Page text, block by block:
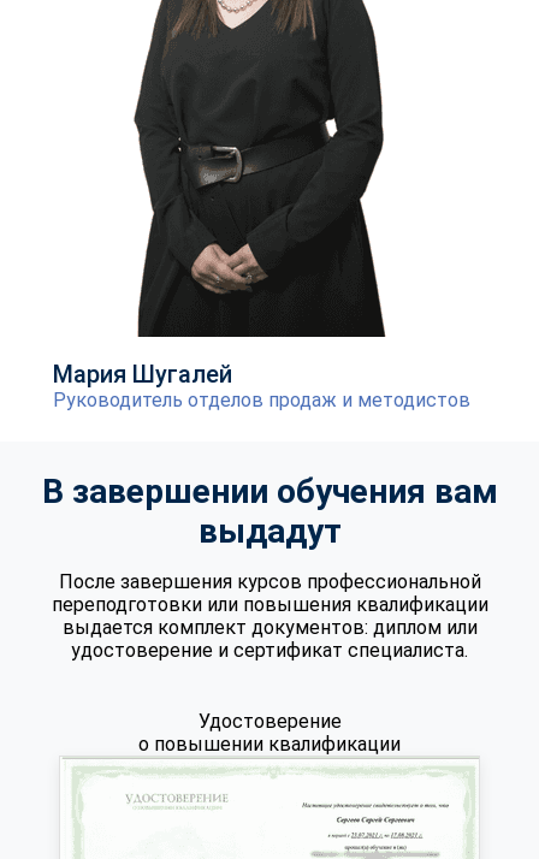
Мария Шугалей
Руководитель отделов продаж и методистов
В завершении обучения вам
выдадут
После завершения курсов профессиональной
переподготовки или повышения квалификации
выдается комплект документов: диплом или
удостоверение и сертификат специалиста.
Удостоверение
о повышении квалификации